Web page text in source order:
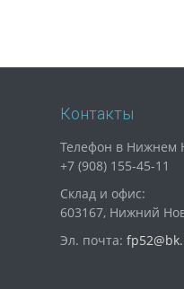
Контакты
Телефон в Нижнем
+7 (908) 155-45-11
Склад и офис:
603167, Нижний
Эл. почта: